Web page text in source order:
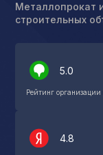
Металлопрокат
строительных
5.0
Рейтинг
4.8